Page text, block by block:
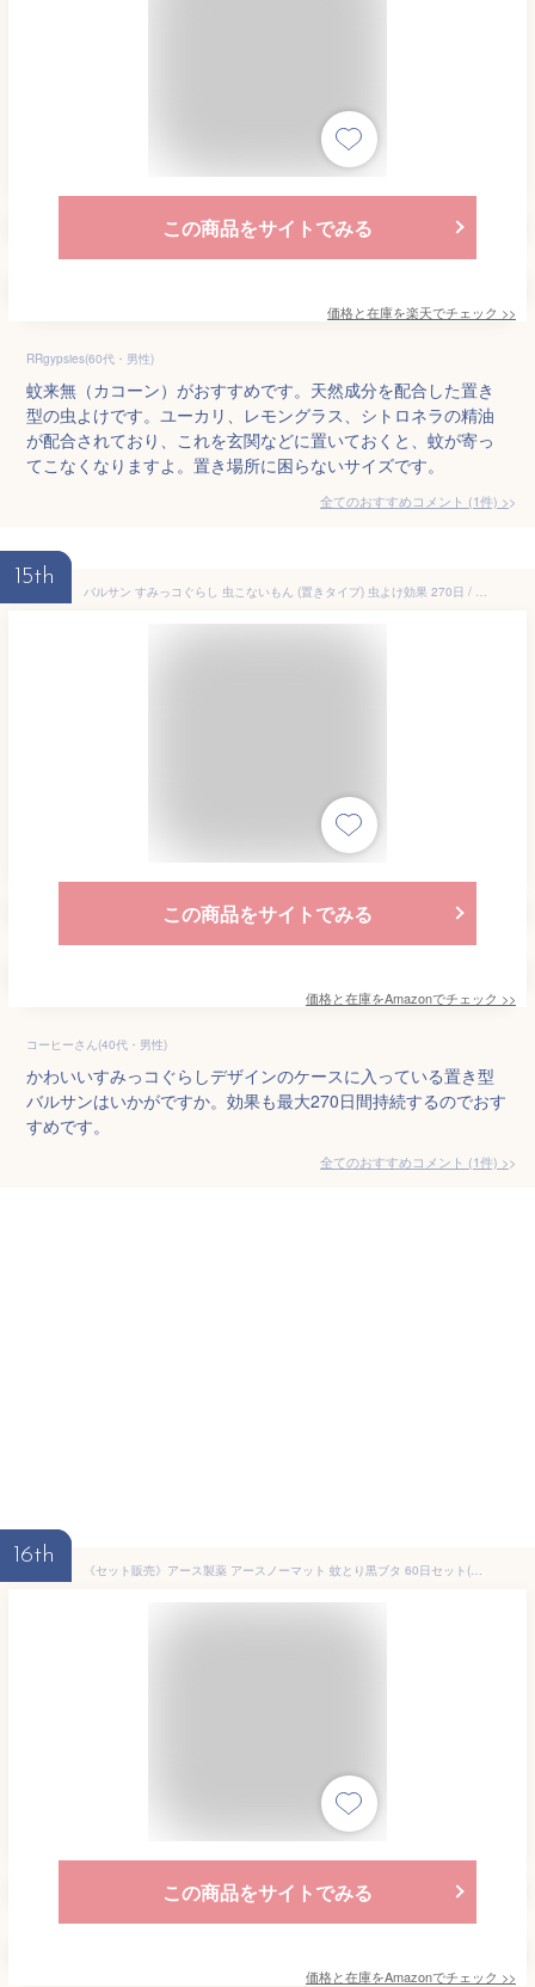
この商品をサイトでみる
価格と在庫を楽天でチェック >>
RRgypsies(60代・男性)
蚊来無（カコーン）がおすすめです。天然成分を配合した置き
型の虫よけです。ユーカリ、レモングラス、シトロネラの精油
が配合されており、これを玄関などに置いておくと、蚊が寄っ
てこなくなりますよ。置き場所に困らないサイズです。
全てのおすすめコメント (1件) >
15th
バルサン すみっコぐらし 虫こないもん (置きタイプ) 虫よけ効果 270日 / 電気・電池・火気不要/独自のメッシュ構造でワイド拡散/玄関 リビング 寝室 などに
この商品をサイトでみる
価格と在庫をAmazonでチェック >>
コーヒーさん(40代・男性)
かわいいすみっコぐらしデザインのケースに入っている置き型
バルサンはいかがですか。効果も最大270日間持続するのでおす
すめです。
全てのおすすめコメント (1件) >
16th
《セット販売》アース製薬 アースノーマット 蚊とり黒ブタ 60日セット(1セット)×3個セット 器具+替【防除用医薬部外品】
この商品をサイトでみる
価格と在庫をAmazonでチェック >>